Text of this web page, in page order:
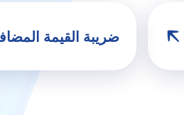
ضريبة القيمة